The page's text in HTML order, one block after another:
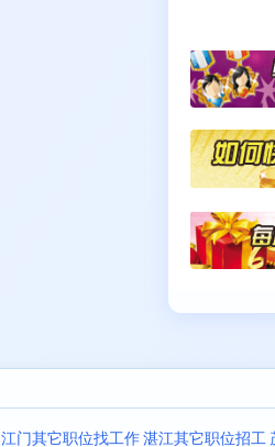
江门其它职位找工作湛江其它职位招工